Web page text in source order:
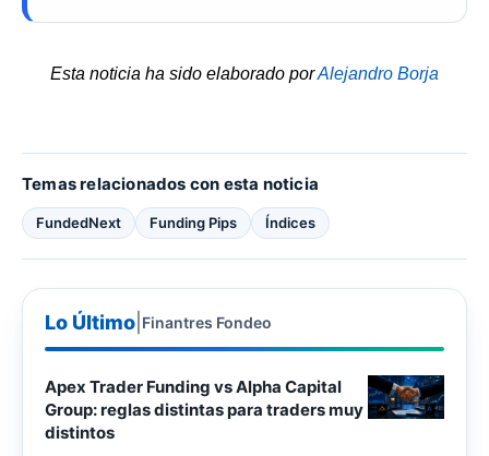
Esta noticia ha sido elaborado porAlejandro Borja
Temas relacionados con esta noticia
FundedNext Funding Pips Índices
Lo Último Finantres Fondeo
Apex Trader Funding vs Alpha Capital
Group: reglas distintas para traders muy
distintos